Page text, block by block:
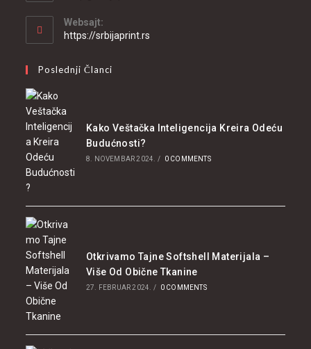
Websajt:
https://srbijaprint.rs
Poslednji Članci
Kako Veštačka Inteligencija Kreira Odeću
Budućnosti?
8. NOVEMBAR 2024. / 0 COMMENTS
Otkrivamo Tajne Softshell Materijala –
Više Od Obične Tkanine
27. FEBRUAR 2024. / 0 COMMENTS